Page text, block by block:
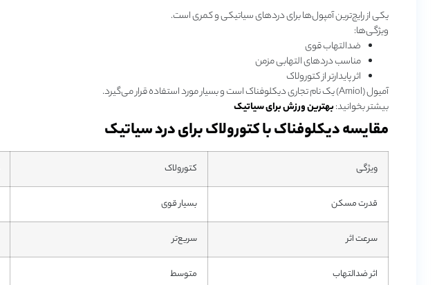
یکی از رایج‌ترین آمپول‌ها برای دردهای سیاتیکی و کمری است.
ویژگی‌ها:
ضدالتهاب قوی
مناسب دردهای التهابی مزمن
اثر پایدارتر از کتورولاک
آمیول (Amiol) یک نام تجاری دیکلوفناک است و بسیار مورد استفاده قرار می‌گیرد.
بیشتر بخوانید:بهترین ورزش برای سیاتیک
مقایسه دیکلوفناک با کتورولاک برای درد سیاتیک
ویژگی کتورولاک
قدرت مسکن بسیار قوی
سرعت اثر سریع‌تر
اثر ضدالتهاب متوسط